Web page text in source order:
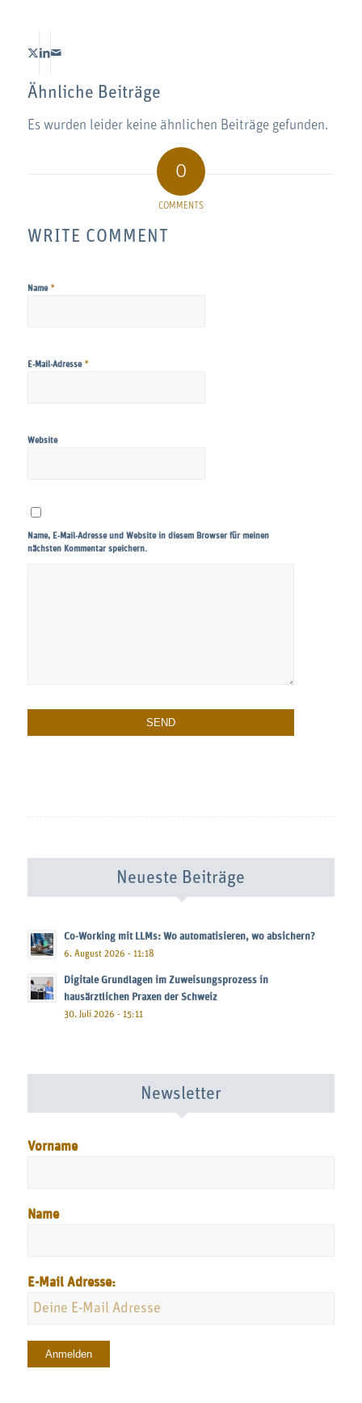
Ähnliche Beiträge
Es wurden leider keine ähnlichen Beiträge gefunden.
0
COMMENTS
WRITE COMMENT
Name *
E-Mail-Adresse *
Website
Name, E-Mail-Adresse und Website in diesem Browser für meinen
nächsten Kommentar speichern.
Neueste Beiträge
Co-Working mit LLMs: Wo automatisieren, wo absichern?
6. August 2026 - 11:18
Digitale Grundlagen im Zuweisungsprozess in
hausärztlichen Praxen der Schweiz
30. Juli 2026 - 15:11
Newsletter
Vorname
Name
E-Mail Adresse: